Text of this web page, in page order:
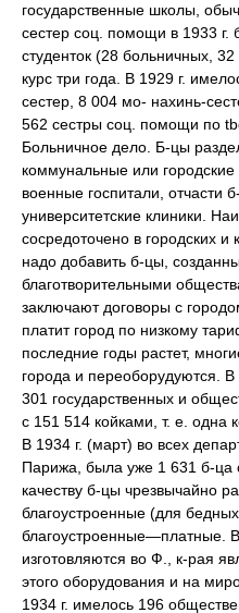
государственные школы,
сестер соц. помощи в 1933
студенток (28 больничных,
курс три года. В 1929 г.
сестер, 8 004 мо- нахинь-
562 сестры соц. помощи по
Больничное дело. Б-цы
коммунальные или
военные госпитали, отчасти
университетские клиники.
сосредоточено в городских
надо добавить б-цы,
благотворительными
заключают договоры с
платит город по низкому
последние годы растет,
города и переоборудуются.
301 государственных и
с 151 514 койками, т. е. одна
В 1934 г. (март) во всех
Парижа, была уже 1 631 б-ца
качеству б-цы чрезвычайно
благоустроенные (для
благоустроенные—платные.
изготовляются во Ф., к-рая
этого оборудования и на
1934 г. имелось 196